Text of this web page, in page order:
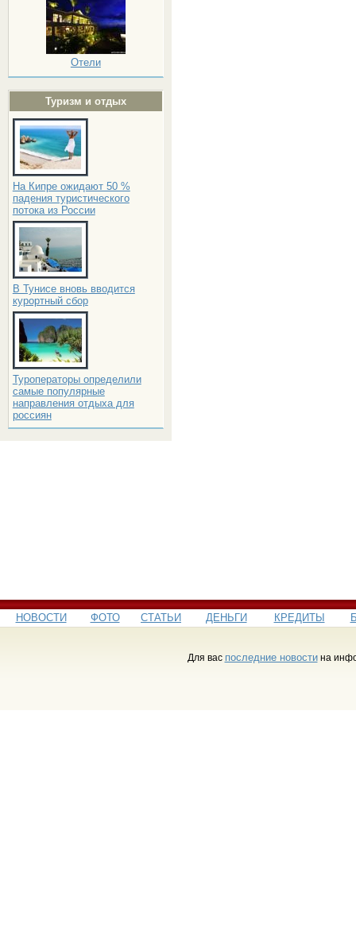
Отели
Туризм и отдых
На Кипре ожидают 50 %
падения туристического
потока из России
В Тунисе вновь вводится
курортный сбор
Туроператоры определили
самые популярные
направления отдыха для
россиян
НОВОСТИ ФОТО СТАТЬИ ДЕНЬГИ КРЕДИТЫ
Для вас последние новостина